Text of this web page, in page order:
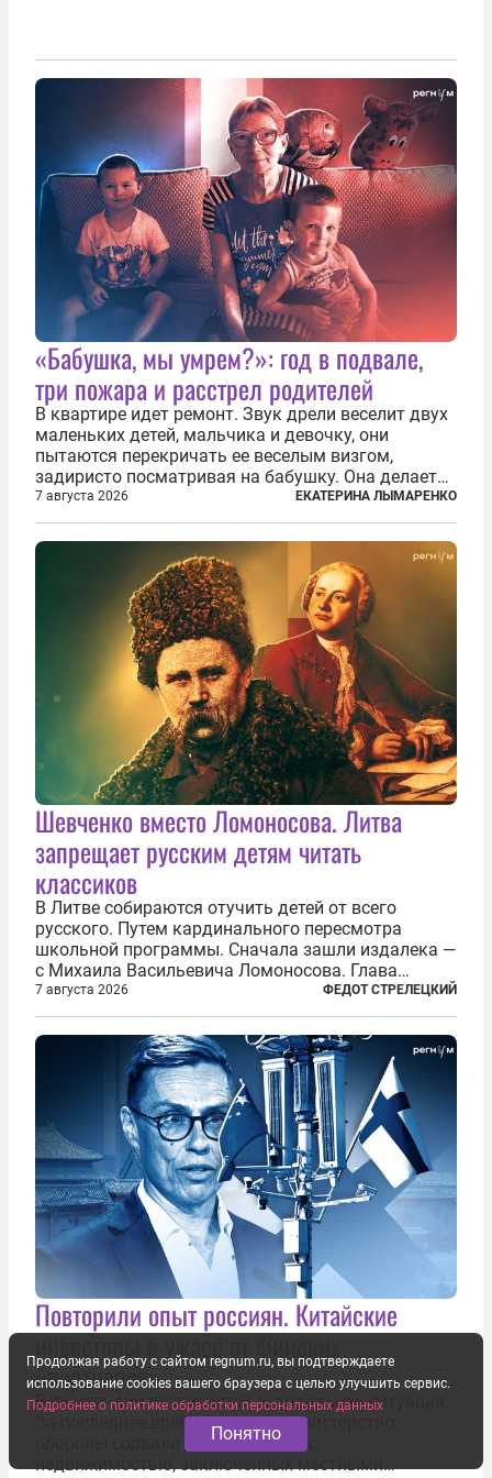
«Бабушка, мы умрем?»: год в подвале,
три пожара и расстрел родителей
В квартире идет ремонт. Звук дрели веселит двух
маленьких детей, мальчика и девочку, они
пытаются перекричать ее веселым визгом,
задиристо посматривая на бабушку. Она делает
им замечание, но внуки чувствуют, что она
сердится невсерьез. И это правда: дрель, конечно,
сверлит противно, но всё...
7 августа 2026 ЕКАТЕРИНА ЛЫМАРЕНКО
Шевченко вместо Ломоносова. Литва
запрещает русским детям читать
классиков
В Литве собираются отучить детей от всего
русского. Путем кардинального пересмотра
школьной программы. Сначала зашли издалека —
с Михаила Васильевича Ломоносова. Глава
правительства Литвы Миндаугас Синкявичюс
предложил исключить его тексты из программ
общего образования. Мотивировал он это тем,
7 августа 2026 ФЕДОТ СТРЕЛЕЦКИЙ
Повторили опыт россиян. Китайские
инвесторы в ужасе от финских
«партнеров»
В Финляндии развивается скандальная ситуация.
За последнее время местное министерство
обороны сорвало десять сделок с
недвижимостью, заключенных местными
Продолжая работу с сайтом regnum.ru, вы подтверждаете
использование cookies вашего браузера с целью улучшить сервис.
Подробнее о политике обработки персональных данных
Понятно